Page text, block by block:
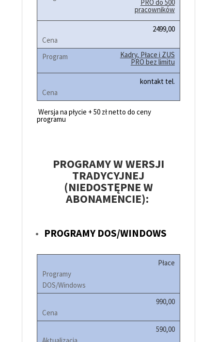
PRO do 500
pracowników
2499,00
Kadry, Płace i ZUS
PRO bez limitu
kontakt tel.
Wersja na płycie + 50 zł netto do ceny
programu
PROGRAMY W WERSJI
TRADYCYJNEJ
(NIEDOSTĘPNE W
ABONAMENCIE):
PROGRAMY DOS/WINDOWS
Płace
990,00
590,00